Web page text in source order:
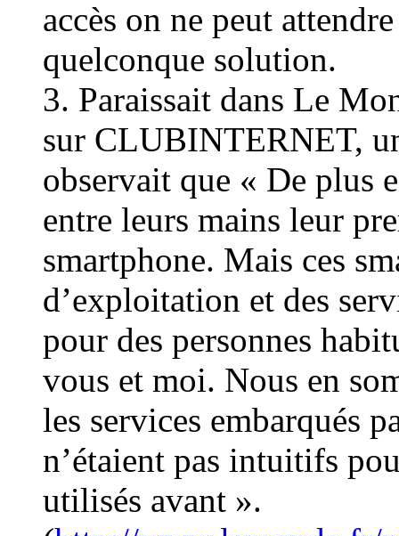
accès on ne peut
quelconque solution.
3. Paraissait dans Le
sur CLUBINTERNET,
observait que « De plus
entre leurs mains leur
smartphone. Mais ces
d’exploitation et des
pour des personnes
vous et moi. Nous en
les services embarqués
n’étaient pas intuitifs
utilisés avant ».